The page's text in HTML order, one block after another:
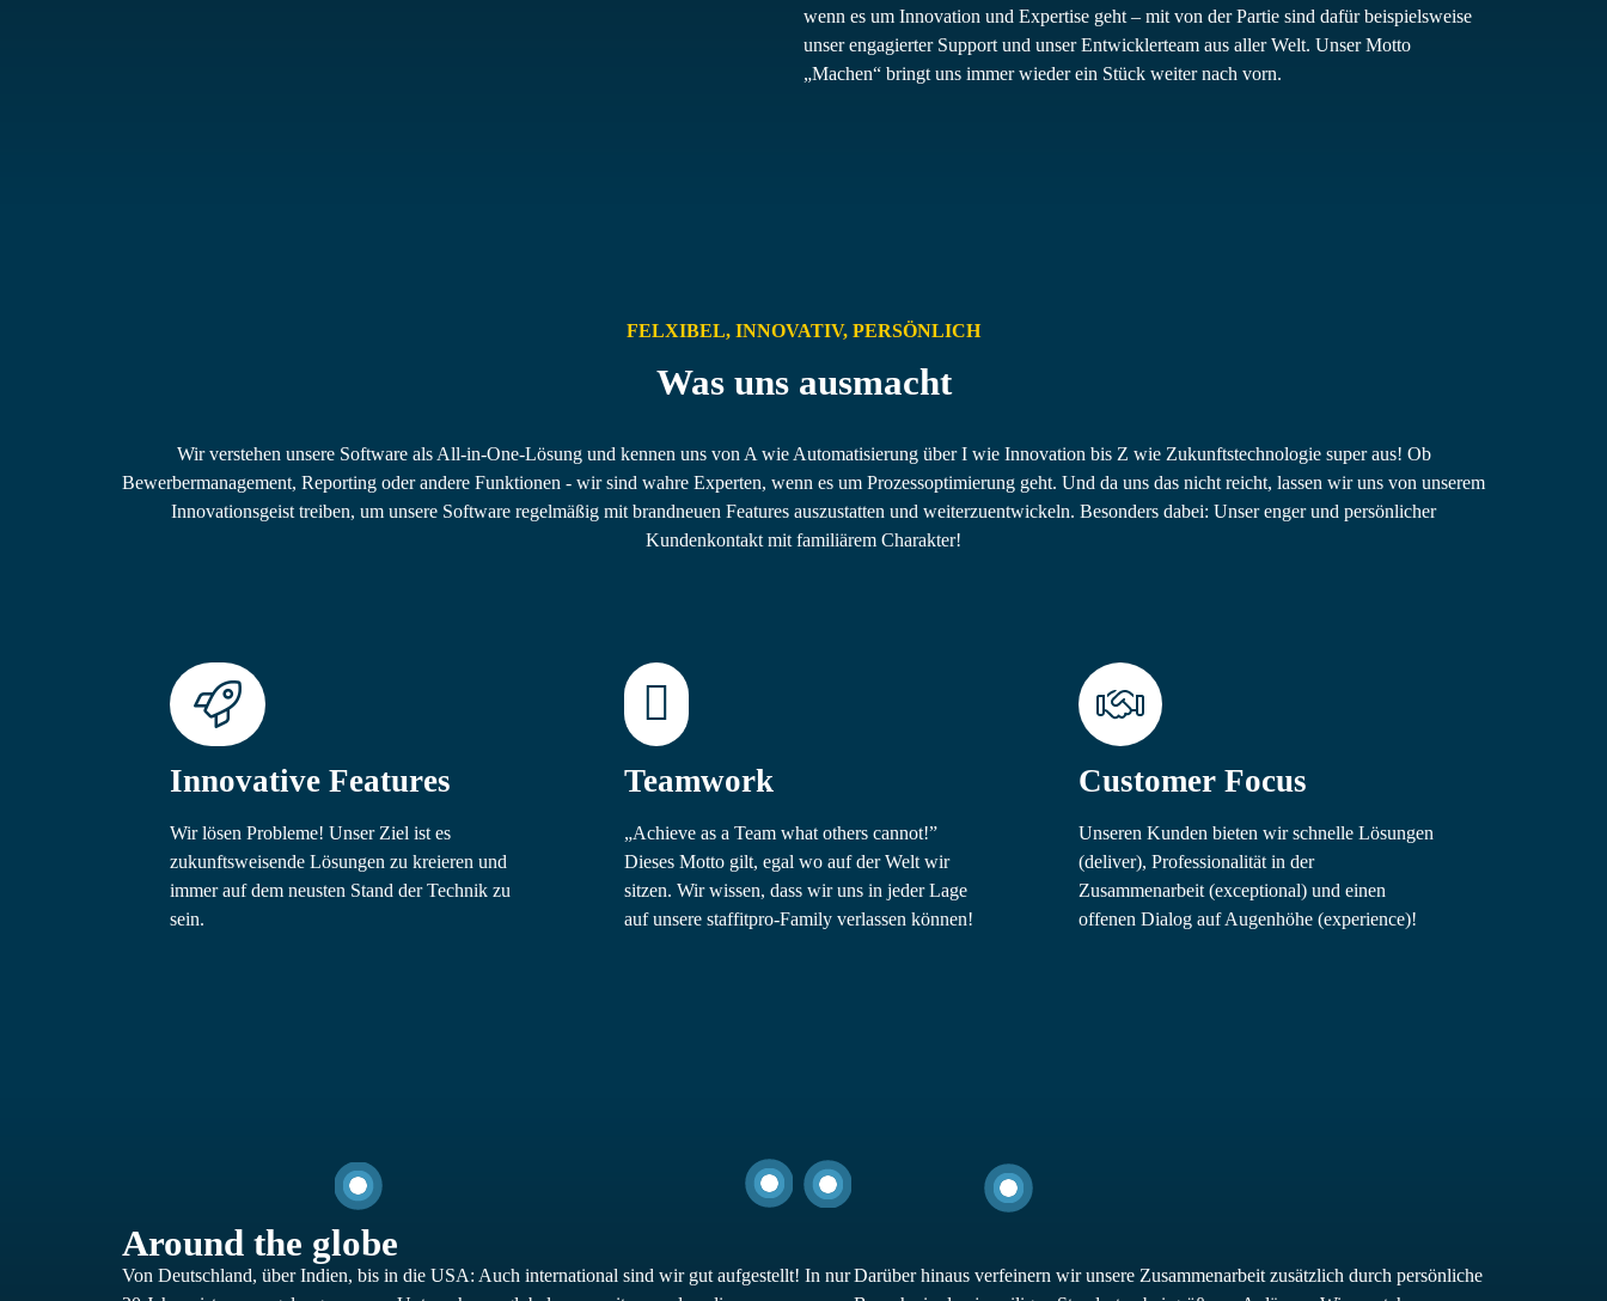
wenn es um Innovation und Expertise geht – mit von der Partie sind dafür beispielsweise
unser engagierter Support und unser Entwicklerteam aus aller Welt. Unser Motto
„Machen“ bringt uns immer wieder ein Stück weiter nach vorn.
FELXIBEL, INNOVATIV, PERSÖNLICH
Was uns ausmacht
Wir verstehen unsere Software als All-in-One-Lösung und kennen uns von A wie Automatisierung über I wie Innovation bis Z wie Zukunftstechnologie super aus! Ob
Bewerbermanagement, Reporting oder andere Funktionen - wir sind wahre Experten, wenn es um Prozessoptimierung geht. Und da uns das nicht reicht, lassen wir uns von unserem
Innovationsgeist treiben, um unsere Software regelmäßig mit brandneuen Features auszustatten und weiterzuentwickeln. Besonders dabei: Unser enger und persönlicher
Kundenkontakt mit familiärem Charakter!
Innovative Features
Wir lösen Probleme! Unser Ziel ist es
zukunftsweisende Lösungen zu kreieren und
immer auf dem neusten Stand der Technik zu
sein.
Teamwork
„Achieve as a Team what others cannot!”
Dieses Motto gilt, egal wo auf der Welt wir
sitzen. Wir wissen, dass wir uns in jeder Lage
auf unsere staffitpro-Family verlassen können!
Customer Focus
Unseren Kunden bieten wir schnelle Lösungen
(deliver), Professionalität in der
Zusammenarbeit (exceptional) und einen
offenen Dialog auf Augenhöhe (experience)!
Around the globe
Von Deutschland, über Indien, bis in die USA: Auch international sind wir gut aufgestellt! In nurDarüber hinaus verfeinern wir unsere Zusammenarbeit zusätzlich durch persönliche